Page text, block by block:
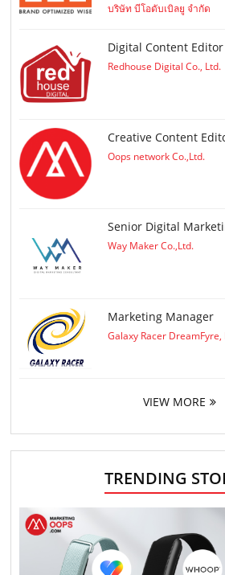
บริษัท บีโอดับเบิลยู จำกัด
Digital Content Editor
Redhouse Digital Co., Ltd.
Creative Content
Oops network Co.,Ltd.
Senior Digital
Way Maker Co.,Ltd.
Marketing Manager
Galaxy Racer DreamFyre,
VIEW MORE
TRENDING